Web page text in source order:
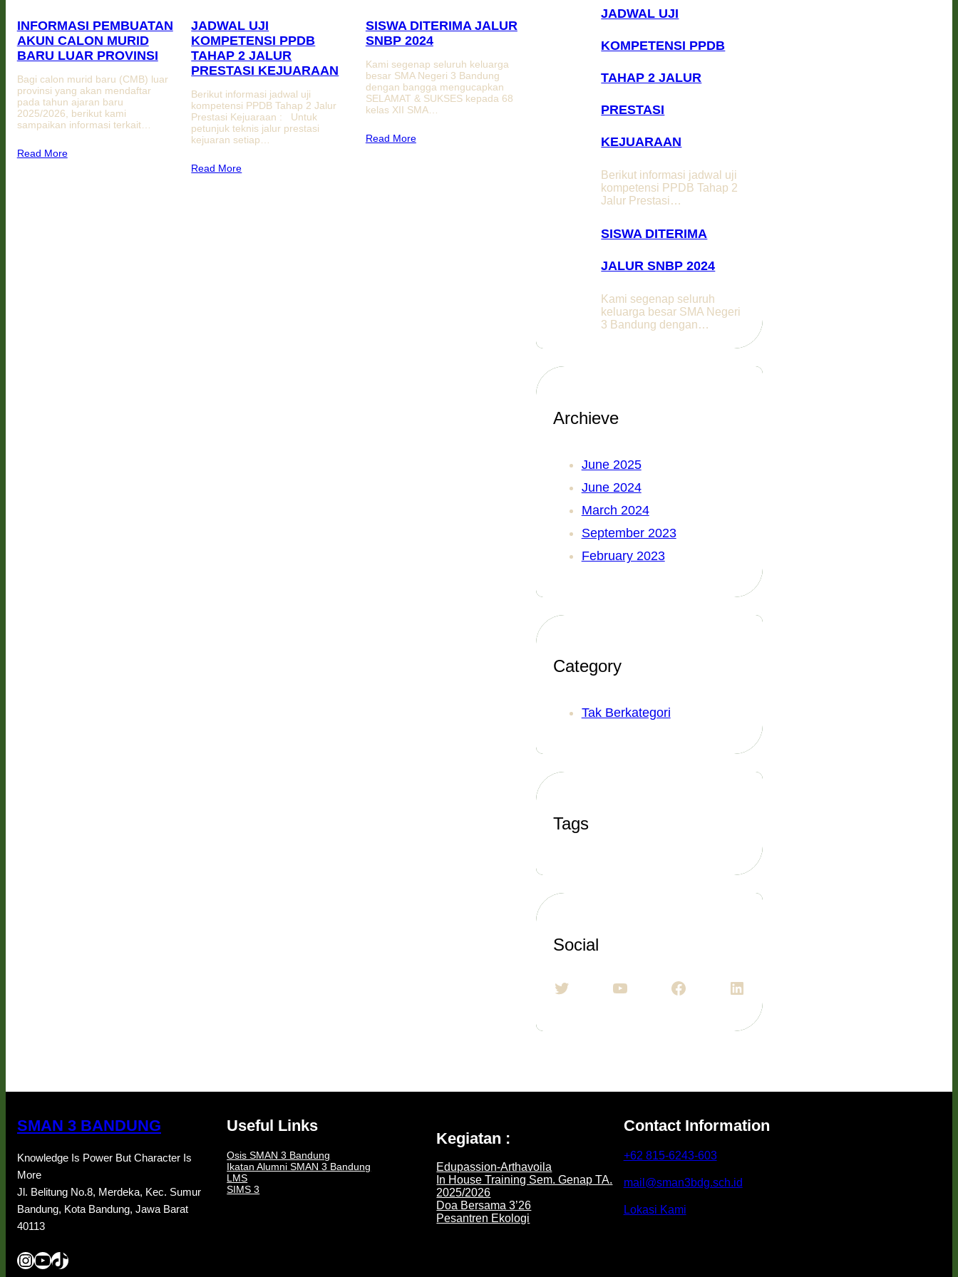
INFORMASI PEMBUATAN
AKUN CALON MURID
BARU LUAR PROVINSI
Bagi calon murid baru (CMB) luar
provinsi yang akan mendaftar
pada tahun ajaran baru
2025/2026, berikut kami
sampaikan informasi terkait…
Read More
JADWAL UJI
KOMPETENSI PPDB
TAHAP 2 JALUR
PRESTASI KEJUARAAN
Berikut informasi jadwal uji
kompetensi PPDB Tahap 2 Jalur
Prestasi Kejuaraan : Untuk
petunjuk teknis jalur prestasi
kejuaran setiap…
Read More
SISWA DITERIMA JALUR
SNBP 2024
Kami segenap seluruh keluarga
besar SMA Negeri 3 Bandung
dengan bangga mengucapkan
SELAMAT & SUKSES kepada 68
kelas XII SMA…
Read More
JADWAL UJI
KOMPETENSI PPDB
TAHAP 2 JALUR
PRESTASI
KEJUARAAN
Berikut informasi jadwal uji
kompetensi PPDB Tahap 2
Jalur Prestasi…
SISWA DITERIMA
JALUR SNBP 2024
Kami segenap seluruh
keluarga besar SMA Negeri
3 Bandung dengan…
Archieve
June 2025
June 2024
March 2024
September 2023
February 2023
Category
Tak Berkategori
Tags
Social
Twitter YouTube Facebook LinkedIn
SMAN 3 BANDUNG
Knowledge Is Power But Character Is
More
Jl. Belitung No.8, Merdeka, Kec. Sumur
Bandung, Kota Bandung, Jawa Barat
40113
InstagramYouTube TikTok
Useful Links
Osis SMAN 3 Bandung
Ikatan Alumni SMAN 3 Bandung
LMS
SIMS 3
Kegiatan :
Edupassion-Arthavoila
In House Training Sem. Genap TA.
2025/2026
Doa Bersama 3’26
Pesantren Ekologi
Contact Information
+62 815-6243-603
mail@sman3bdg.sch.id
Lokasi Kami